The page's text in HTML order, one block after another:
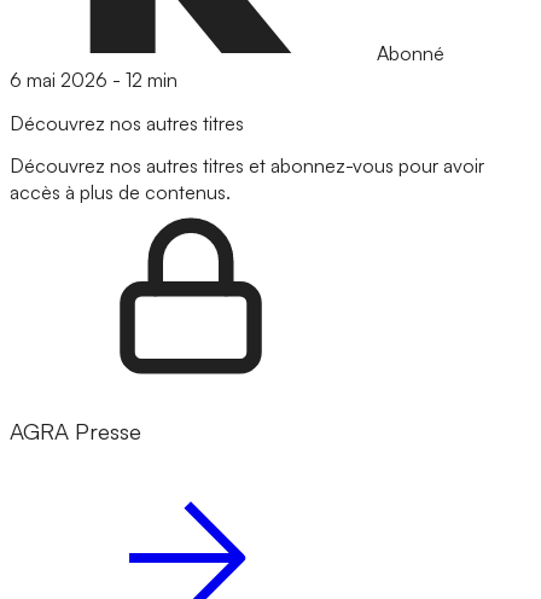
Abonné
6 mai 2026 - 12 min
Découvrez nos autres titres
Découvrez nos autres titres et abonnez-vous pour avoir
accès à plus de contenus.
AGRA Presse